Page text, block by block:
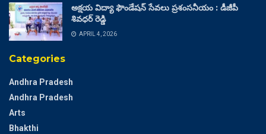
అక్షయ విద్యా ఫౌండేషన్ సేవలు ప్రశంసనీయం : డీజీపీ
శివధర్ రెడ్డి
APRIL 4, 2026
Categories
Andhra Pradesh
Andhra Pradesh
Arts
Bhakthi